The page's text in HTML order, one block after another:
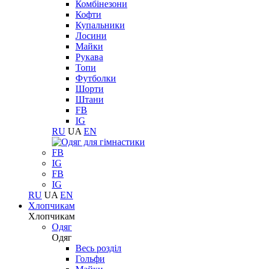
Комбінезони
Кофти
Купальники
Лосини
Майки
Рукава
Топи
Футболки
Шорти
Штани
FB
IG
RU UA EN
FB
IG
FB
IG
RU UA EN
Хлопчикам
Хлопчикам
Одяг
Одяг
Весь розділ
Гольфи